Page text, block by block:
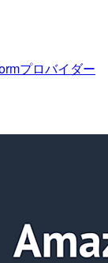
プロバイダー